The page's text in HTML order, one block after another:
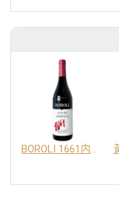
BOROLI 1661内比奧羅紅酒 DOC